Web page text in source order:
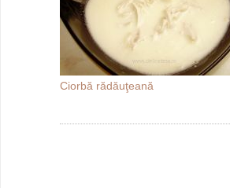
Ciorbă rădăuţeană